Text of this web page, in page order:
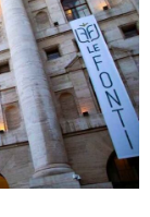
anno fa,
in linea
gli
gruppo è
totale di